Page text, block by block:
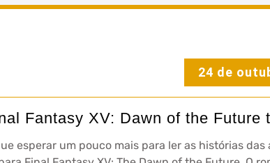
24 de
Fantasy XV: Dawn of the
esperar um pouco mais para ler as histórias